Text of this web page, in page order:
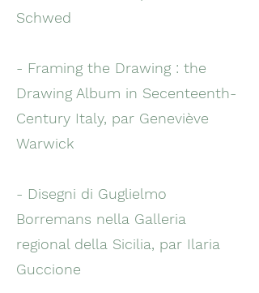
Schwed
- Framing the Drawing : the
Drawing Album in Secenteenth-
Century Italy, par Geneviève
Warwick
- Disegni di Guglielmo
Borremans nella Galleria
regional della Sicilia, par Ilaria
Guccione